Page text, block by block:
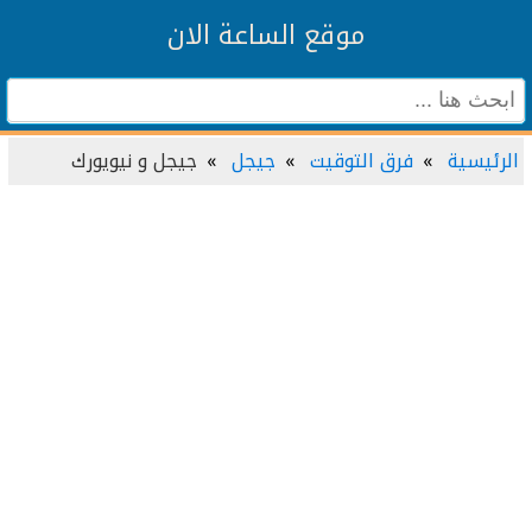
موقع الساعة الان
الرئيسية فرق التوقيت جيجل جيجل و نيويورك